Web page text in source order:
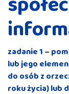
zadanie 1 –
lub jego
do osób z
roku życia) lub